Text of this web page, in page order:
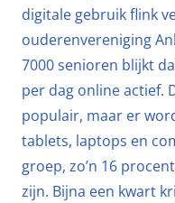
digitale gebruik flink
ouderenvereniging
7000 senioren blijkt
per dag online actief.
populair, maar er
tablets, laptops en
groep, zo’n 16
zijn. Bijna een kwart